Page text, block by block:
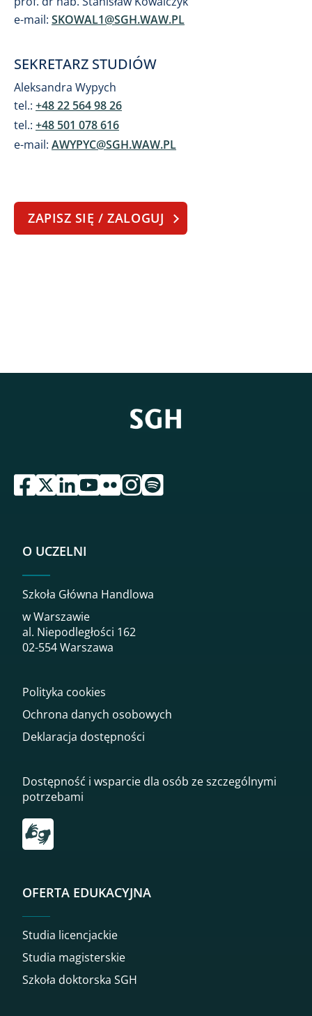
e-mail: SKOWAL1@SGH.WAW.PL
SEKRETARZ STUDIÓW
Aleksandra Wypych
tel.: +48 22 564 98 26
tel.: +48 501 078 616
e-mail: AWYPYC@SGH.WAW.PL
ZAPISZ SIĘ / ZALOGUJ
przejdź do serwisu facebook sgh
przejdź do serwisu twitter sgh
przejdź do serwisu linkedin sgh
przejdź do serwisu youtube sgh
przejdź do serwisu flickr sgh
przejdź do serwisu instagram sgh
przejdź do serwisu spotify sgh
O UCZELNI
Szkoła Główna Handlowa
w Warszawie
al. Niepodległości 162
02-554 Warszawa
Polityka cookies
Ochrona danych osobowych
Deklaracja dostępności
Dostępność i wsparcie dla osób ze szczególnymi
potrzebami
Przekierowanie do tłumacza on-line języka migowego
OFERTA EDUKACYJNA
Studia licencjackie
Studia magisterskie
Szkoła doktorska SGH